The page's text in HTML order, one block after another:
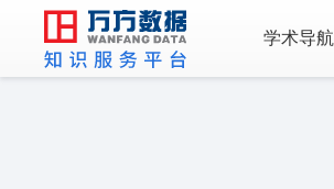
学术导航